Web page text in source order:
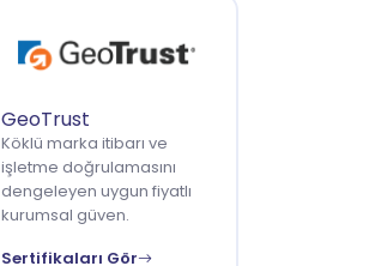
GeoTrust
Köklü marka itibarı ve
işletme doğrulamasını
dengeleyen uygun fiyatlı
kurumsal güven.
Sertifikaları Gör